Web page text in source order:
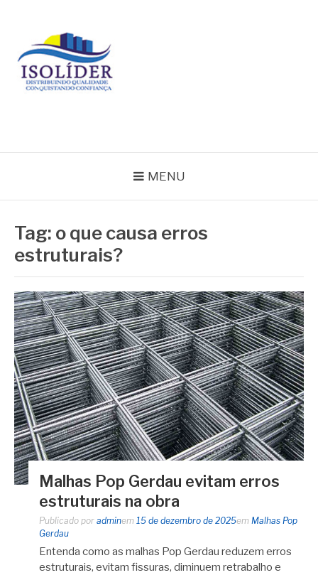
conteúdo
MENU
Tag: o que causa erros
estruturais?
Malhas Pop Gerdau evitam erros
estruturais na obra
Publicado por adminem 15 de dezembro de 2025em Malhas Pop
Gerdau
Entenda como as malhas Pop Gerdau reduzem erros
estruturais, evitam fissuras, diminuem retrabalho e